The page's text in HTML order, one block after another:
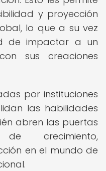
y proyección
lo que a su vez
de impactar a un
sus creaciones
por instituciones
las habilidades
abren las puertas
crecimiento,
en el mundo de